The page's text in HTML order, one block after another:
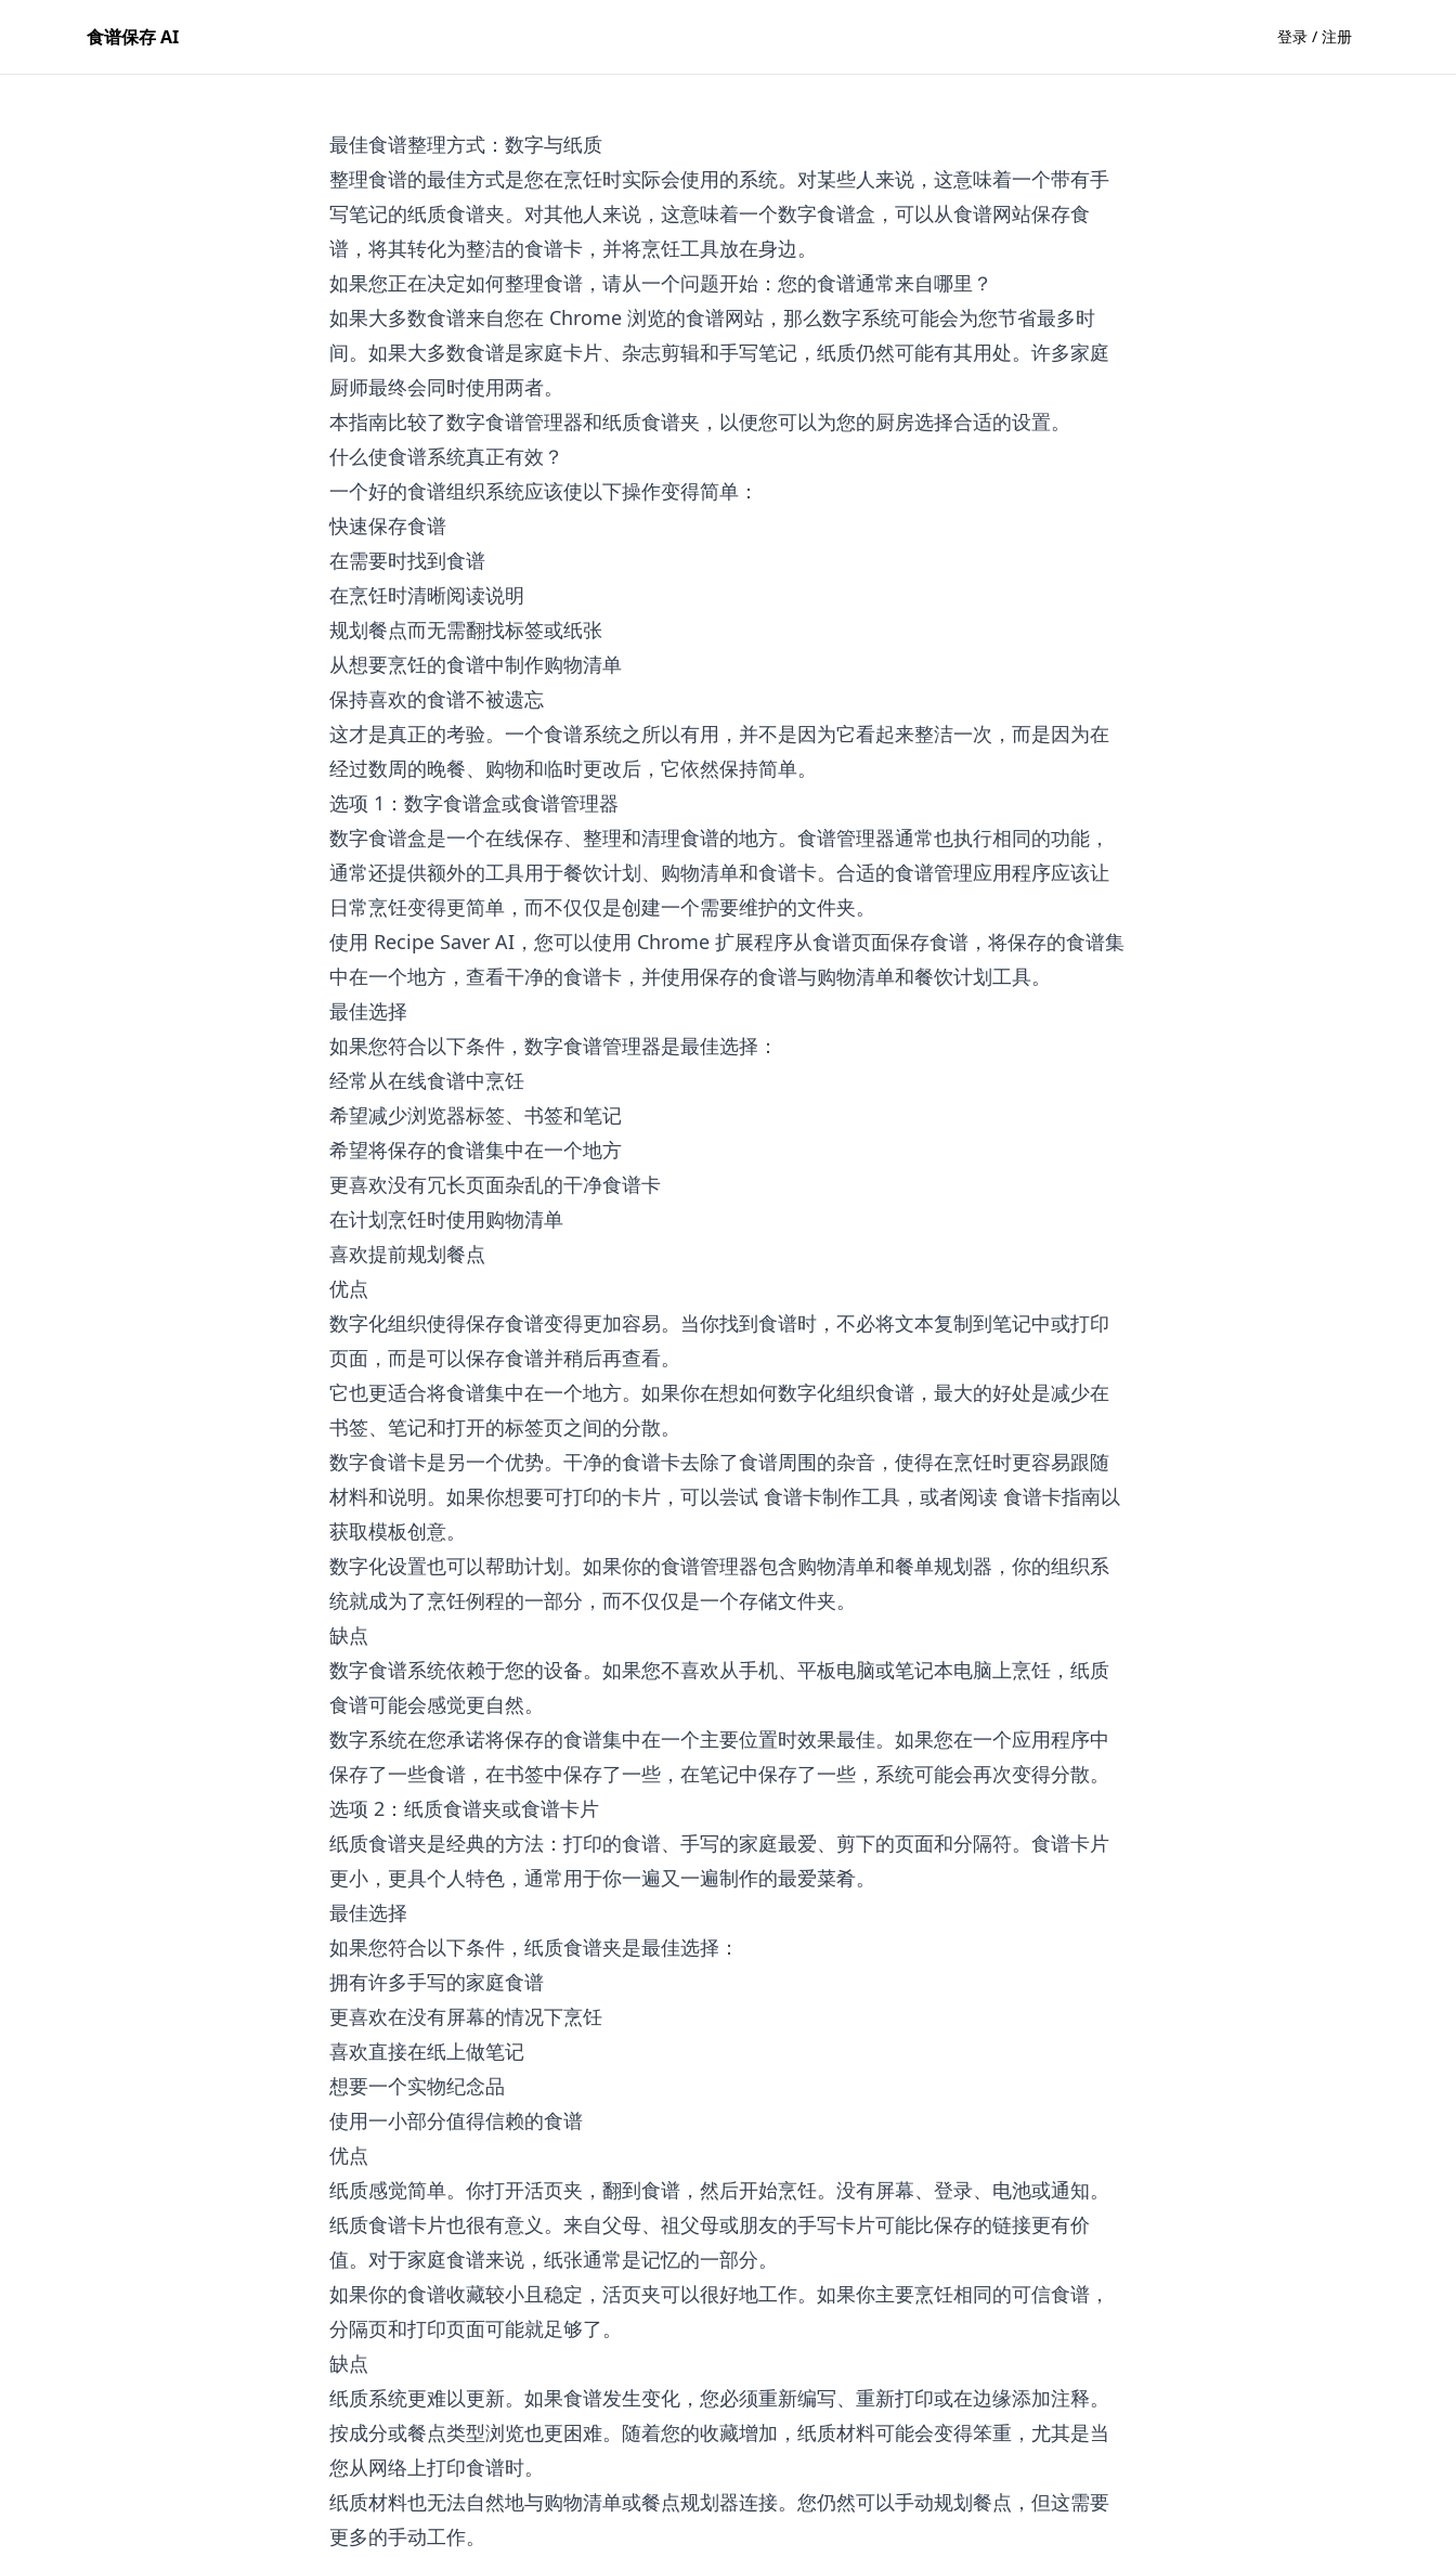
食谱保存 AI 登录 / 注册
最佳食谱整理方式：数字与纸质
整理食谱的最佳方式是您在烹饪时实际会使用的系统。对某些人来说，这意味着一个带有手
写笔记的纸质食谱夹。对其他人来说，这意味着一个数字食谱盒，可以从食谱网站保存食
谱，将其转化为整洁的食谱卡，并将烹饪工具放在身边。
如果您正在决定如何整理食谱，请从一个问题开始：您的食谱通常来自哪里？
如果大多数食谱来自您在 Chrome 浏览的食谱网站，那么数字系统可能会为您节省最多时
间。如果大多数食谱是家庭卡片、杂志剪辑和手写笔记，纸质仍然可能有其用处。许多家庭
厨师最终会同时使用两者。
本指南比较了数字食谱管理器和纸质食谱夹，以便您可以为您的厨房选择合适的设置。
什么使食谱系统真正有效？
一个好的食谱组织系统应该使以下操作变得简单：
快速保存食谱
在需要时找到食谱
在烹饪时清晰阅读说明
规划餐点而无需翻找标签或纸张
从想要烹饪的食谱中制作购物清单
保持喜欢的食谱不被遗忘
这才是真正的考验。一个食谱系统之所以有用，并不是因为它看起来整洁一次，而是因为在
经过数周的晚餐、购物和临时更改后，它依然保持简单。
选项 1：数字食谱盒或食谱管理器
数字食谱盒是一个在线保存、整理和清理食谱的地方。食谱管理器通常也执行相同的功能，
通常还提供额外的工具用于餐饮计划、购物清单和食谱卡。合适的食谱管理应用程序应该让
日常烹饪变得更简单，而不仅仅是创建一个需要维护的文件夹。
使用 Recipe Saver AI ，您可以使用 Chrome 扩展程序从食谱页面保存食谱，将保存的食谱集
中在一个地方，查看干净的食谱卡，并使用保存的食谱与购物清单和餐饮计划工具。
最佳选择
如果您符合以下条件，数字食谱管理器是最佳选择：
经常从在线食谱中烹饪
希望减少浏览器标签、书签和笔记
希望将保存的食谱集中在一个地方
更喜欢没有冗长页面杂乱的干净食谱卡
在计划烹饪时使用购物清单
喜欢提前规划餐点
优点
数字化组织使得保存食谱变得更加容易。当你找到食谱时，不必将文本复制到笔记中或打印
页面，而是可以保存食谱并稍后再查看。
它也更适合将食谱集中在一个地方。如果你在想如何数字化组织食谱，最大的好处是减少在
书签、笔记和打开的标签页之间的分散。
数字食谱卡是另一个优势。干净的食谱卡去除了食谱周围的杂音，使得在烹饪时更容易跟随
材料和说明。如果你想要可打印的卡片，可以尝试 食谱卡制作工具 ，或者阅读 食谱卡指南以
获取模板创意。
数字化设置也可以帮助计划。如果你的食谱管理器包含购物清单和餐单规划器，你的组织系
统就成为了烹饪例程的一部分，而不仅仅是一个存储文件夹。
缺点
数字食谱系统依赖于您的设备。如果您不喜欢从手机、平板电脑或笔记本电脑上烹饪，纸质
食谱可能会感觉更自然。
数字系统在您承诺将保存的食谱集中在一个主要位置时效果最佳。如果您在一个应用程序中
保存了一些食谱，在书签中保存了一些，在笔记中保存了一些，系统可能会再次变得分散。
选项 2：纸质食谱夹或食谱卡片
纸质食谱夹是经典的方法：打印的食谱、手写的家庭最爱、剪下的页面和分隔符。食谱卡片
更小，更具个人特色，通常用于你一遍又一遍制作的最爱菜肴。
最佳选择
如果您符合以下条件，纸质食谱夹是最佳选择：
拥有许多手写的家庭食谱
更喜欢在没有屏幕的情况下烹饪
喜欢直接在纸上做笔记
想要一个实物纪念品
使用一小部分值得信赖的食谱
优点
纸质感觉简单。你打开活页夹，翻到食谱，然后开始烹饪。没有屏幕、登录、电池或通知。
纸质食谱卡片也很有意义。来自父母、祖父母或朋友的手写卡片可能比保存的链接更有价
值。对于家庭食谱来说，纸张通常是记忆的一部分。
如果你的食谱收藏较小且稳定，活页夹可以很好地工作。如果你主要烹饪相同的可信食谱，
分隔页和打印页面可能就足够了。
缺点
纸质系统更难以更新。如果食谱发生变化，您必须重新编写、重新打印或在边缘添加注释。
按成分或餐点类型浏览也更困难。随着您的收藏增加，纸质材料可能会变得笨重，尤其是当
您从网络上打印食谱时。
纸质材料也无法自然地与购物清单或餐点规划器连接。您仍然可以手动规划餐点，但这需要
更多的手动工作。